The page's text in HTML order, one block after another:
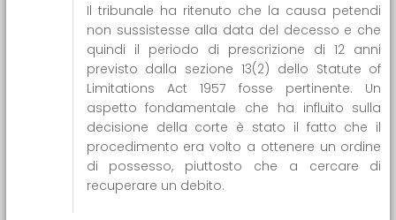
Il tribunale ha ritenuto che la causa petendi
non sussistesse alla data del decesso e che
quindi il periodo di prescrizione di 12 anni
previsto dalla sezione 13(2) dello Statute of
Limitations Act 1957 fosse pertinente. Un
aspetto fondamentale che ha influito sulla
decisione della corte è stato il fatto che il
procedimento era volto a ottenere un ordine
di possesso, piuttosto che a cercare di
recuperare un debito.